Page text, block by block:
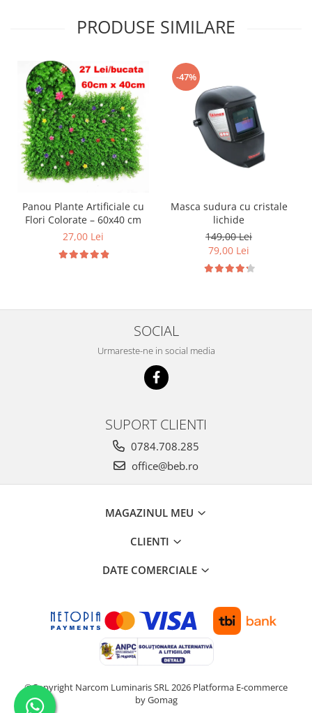
PRODUSE SIMILARE
Panou Plante Artificiale cu
Flori Colorate – 60x40 cm
27,00 Lei
-47%
Masca sudura cu cristale
lichide
149,00 Lei
79,00 Lei
SOCIAL
Urmareste-ne in social media
SUPORT CLIENTI
0784.708.285
office@beb.ro
MAGAZINUL MEU
CLIENTI
DATE COMERCIALE
©Copyright Narcom Luminaris SRL 2026 Platforma E-commerce
by Gomag